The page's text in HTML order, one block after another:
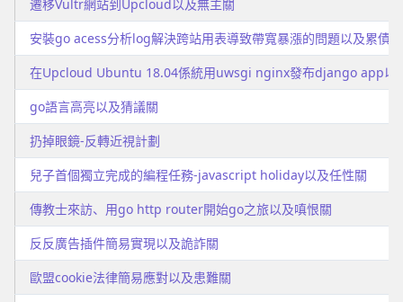
遷移Vultr網站到Upcloud以及無主關
安裝go acess分析log解決跨站用表導致帶寬暴漲的問題以及累債關
在Upcloud Ubuntu 18.04係統用uwsgi nginx發布django app以
go語言高亮以及猜議關
扔掉眼鏡-反轉近視計劃
兒子首個獨立完成的編程任務-javascript holiday以及任性關
傳教士來訪、用go http router開始go之旅以及嗔恨關
反反廣告插件簡易實現以及詭詐關
歐盟cookie法律簡易應對以及患難關